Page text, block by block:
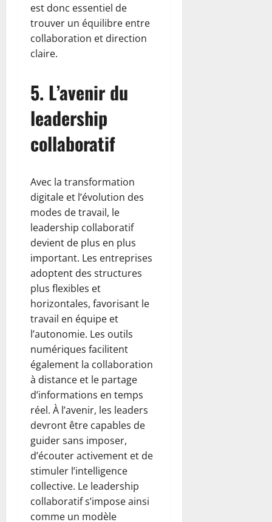
est donc essentiel de
trouver un équilibre entre
collaboration et direction
claire.
5. L’avenir du
leadership
collaboratif
Avec la transformation
digitale et l’évolution des
modes de travail, le
leadership collaboratif
devient de plus en plus
important. Les entreprises
adoptent des structures
plus flexibles et
horizontales, favorisant le
travail en équipe et
l’autonomie. Les outils
numériques facilitent
également la collaboration
à distance et le partage
d’informations en temps
réel. À l’avenir, les leaders
devront être capables de
guider sans imposer,
d’écouter activement et de
stimuler l’intelligence
collective. Le leadership
collaboratif s’impose ainsi
comme un modèle